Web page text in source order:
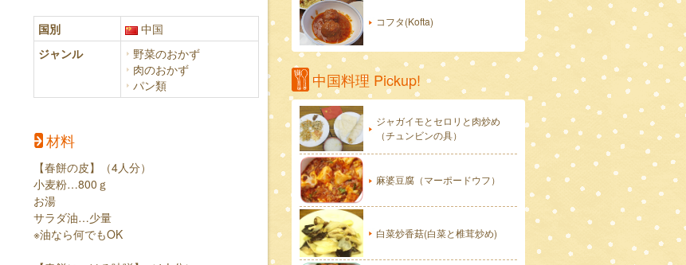
国別
中国
ジャンル
野菜のおかず
肉のおかず
パン類
材料
【春餅の皮】（4人分）
小麦粉…800ｇ
お湯
サラダ油…少量
※油なら何でもOK
コフタ(Kofta)
中国料理 Pickup!
ジャガイモとセロリと肉炒め
（チュンビンの具）
麻婆豆腐（マーポードウフ）
白菜炒香菇(白菜と椎茸炒め)